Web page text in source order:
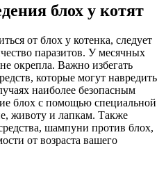
блох у котят
от блох у котенка, следует
паразитов. У месячных
окрепла. Важно избегать
которые могут навредить
наиболее безопасным
блох с помощью специальной
животу и лапкам. Также
шампуни против блох,
от возраста вашего